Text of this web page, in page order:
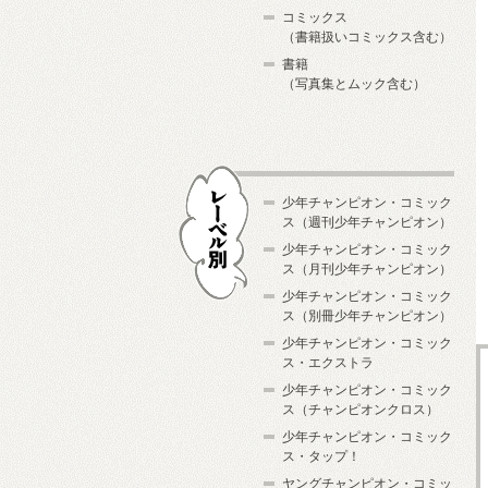
コミックス
（書籍扱いコミックス含む）
書籍
（写真集とムック含む）
少年チャンピオン・コミック
ス（週刊少年チャンピオン）
少年チャンピオン・コミック
ス（月刊少年チャンピオン）
少年チャンピオン・コミック
ス（別冊少年チャンピオン）
少年チャンピオン・コミック
ス・エクストラ
少年チャンピオン・コミック
ス（チャンピオンクロス）
少年チャンピオン・コミック
ス・タップ！
ヤングチャンピオン・コミッ